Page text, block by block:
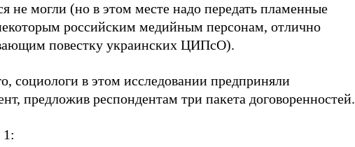
не могли (но в этом месте надо передать пламенные
российским медийным персонам, отлично
повестку украинских ЦИПсО).
социологи в этом исследовании предприняли
предложив респондентам три пакета договоренностей.